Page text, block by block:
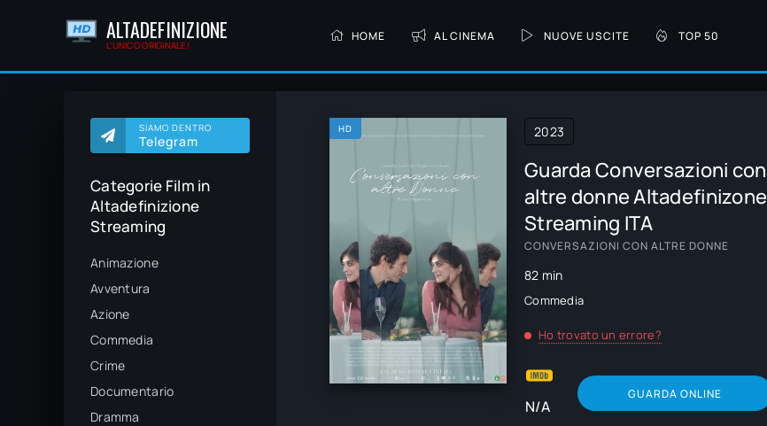
ALTADEFINIZIONE
L'UNICO ORIGINALE!
HOME AL CINEMA NUOVE USCITE TOP 50
SIAMO DENTRO
Telegram
Categorie Film in
Altadefinizione
Streaming
Animazione
Avventura
Azione
Commedia
Crime
Documentario
Dramma
HD
Guarda Conversazioni con
altre donne Altadefinizone
Streaming ITA
CONVERSAZIONI CON ALTRE DONNE
82 min
Commedia
2023
Ho trovato un errore?
N/A
GUARDA ONLINE